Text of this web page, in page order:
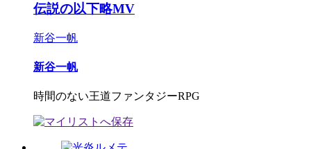
伝説の以下略MV
新谷一帆
新谷一帆
時間のない王道ファンタジーRPG